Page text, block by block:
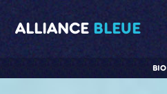
ALLIANCE BLEUE
BIO